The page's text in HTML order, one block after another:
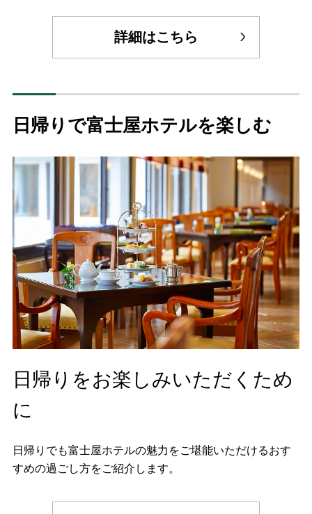
詳細はこちら
日帰りで富士屋ホテルを楽しむ
日帰りをお楽しみいただくため
に
日帰りでも富士屋ホテルの魅力をご堪能いただけるおす
すめの過ごし方をご紹介します。